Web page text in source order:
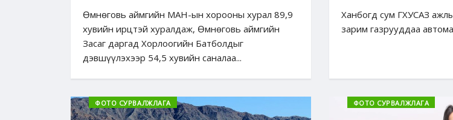
Өмнөговь аймгийн МАН-ын хорооны хурал 89,9
хувийн ирцтэй хуралдаж, Өмнөговь аймгийн
Засаг даргад Хорлоогийн Батболдыг
дэвшүүлэхээр 54,5 хувийн саналаа...
Ханбогд сум ГХУСАЗ
зарим газрууддаа
ФОТО СУРВАЛЖЛАГА ФОТО СУРВАЛЖЛАГА